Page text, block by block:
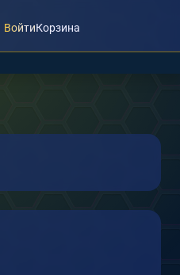
ВойтиКорзина